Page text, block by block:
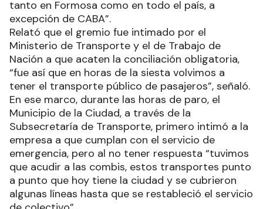
tanto en Formosa como en todo el país, a
excepción de CABA”.
Relató que el gremio fue intimado por el
Ministerio de Transporte y el de Trabajo de
Nación a que acaten la conciliación obligatoria,
“fue así que en horas de la siesta volvimos a
tener el transporte público de pasajeros”, señaló.
En ese marco, durante las horas de paro, el
Municipio de la Ciudad, a través de la
Subsecretaría de Transporte, primero intimó a la
empresa a que cumplan con el servicio de
emergencia, pero al no tener respuesta “tuvimos
que acudir a las combis, estos transportes punto
a punto que hoy tiene la ciudad y se cubrieron
algunas líneas hasta que se restableció el servicio